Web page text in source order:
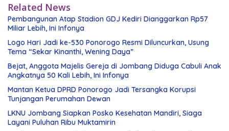
Related News
Pembangunan Atap Stadion GDJ Kediri Dianggarkan Rp57
Miliar Lebih, Ini Infonya
Logo Hari Jadi ke-530 Ponorogo Resmi Diluncurkan, Usung
Tema “Sekar Kinanthi, Wening Daya”
Bejat, Anggota Majelis Gereja di Jombang Diduga Cabuli Anak
Angkatnya 50 Kali Lebih, Ini Infonya
Mantan Ketua DPRD Ponorogo Jadi Tersangka Korupsi
Tunjangan Perumahan Dewan
LKNU Jombang Siapkan Posko Kesehatan Mandiri, Siaga
Layani Puluhan Ribu Muktamirin